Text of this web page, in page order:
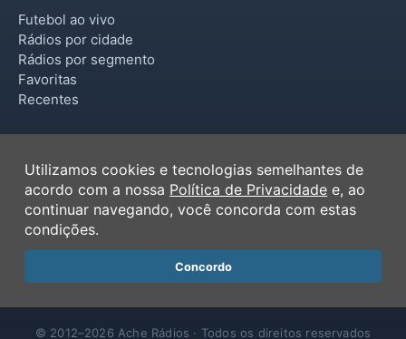
São Sebastião do Caí
São Vendelino
Tupandi
Futebol ao vivo
Rádios por cidade
Rádios por segmento
Favoritas
Recentes
Termos de Uso
Política de Privacidade
Ferramentas
Contato
© 2012–2026 Ache Rádios · Todos os direitos reservados
Utilizamos cookies e tecnologias semelhantes de
acordo com a nossa Política de Privacidade e, ao
continuar navegando, você concorda com estas
condições.
Concordo